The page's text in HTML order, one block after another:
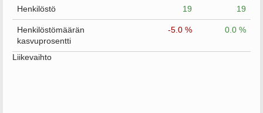
Henkilöstö 19 19
Henkilöstömäärän
kasvuprosentti
-5.0 % 0.0 %
Liikevaihto